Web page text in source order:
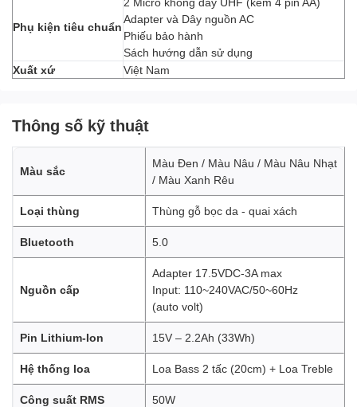
Phụ kiện tiêu chuẩn
Adapter và Dây nguồn AC
Phiếu bảo hành
Sách hướng dẫn sử dụng
Xuất xứ
Việt Nam
Thông số kỹ thuật
Màu sắc
Màu Đen / Màu Nâu / Màu Nâu Nhạt
/ Màu Xanh Rêu
Loại thùng Thùng gỗ bọc da - quai xách
Bluetooth 5.0
Nguồn cấp
Adapter 17.5VDC-3A max
Input: 110~240VAC/50~60Hz
(auto volt)
Pin Lithium-Ion 15V – 2.2Ah (33Wh)
Hệ thống loa Loa Bass 2 tấc (20cm) + Loa Treble
Công suất RMS 50W